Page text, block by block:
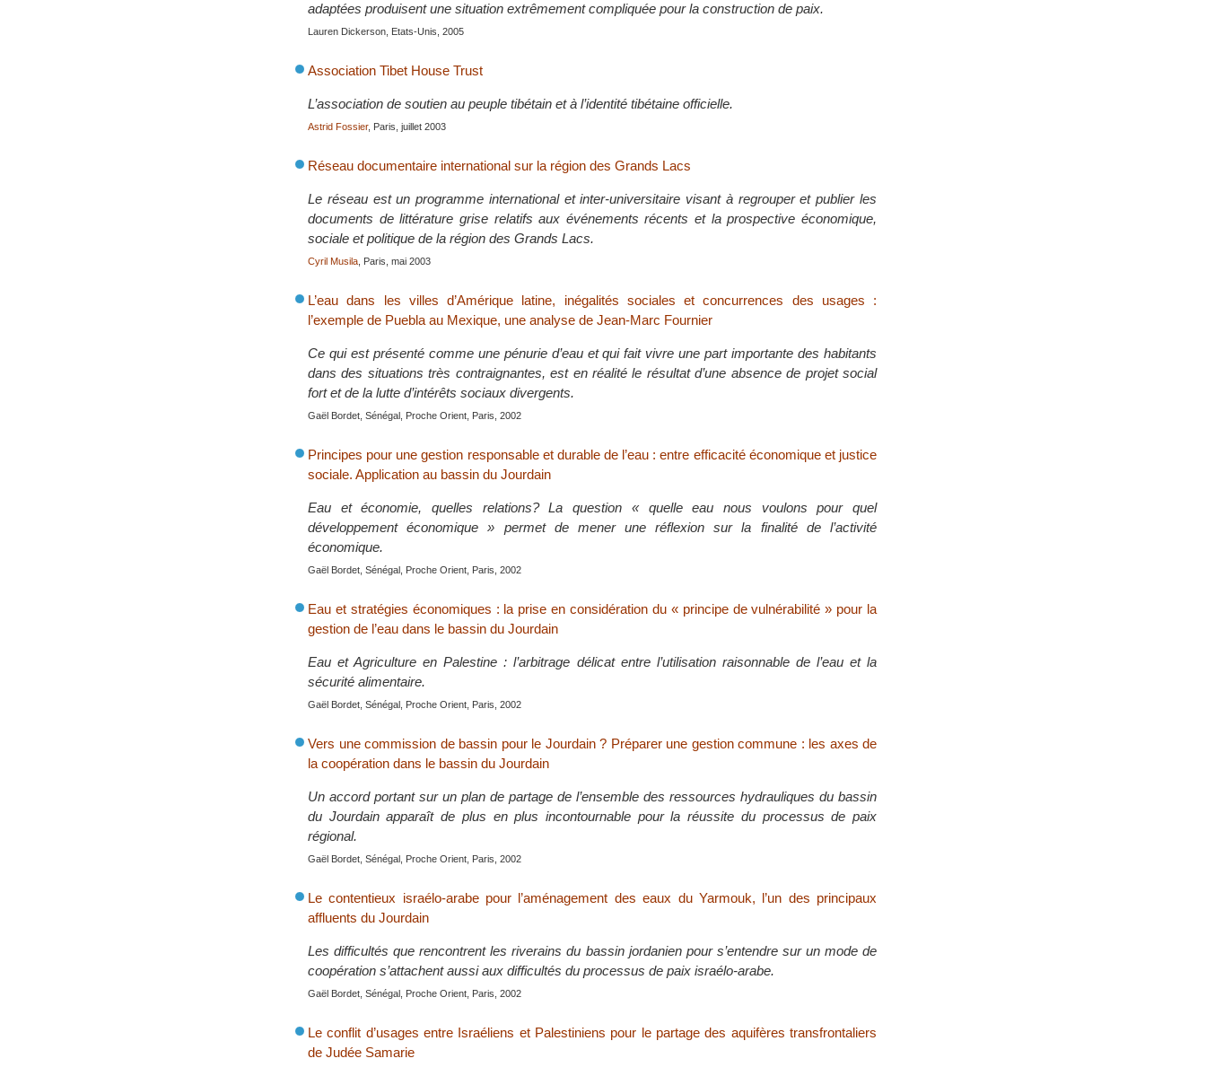
adaptées produisent une situation extrêmement compliquée pour la construction de paix.
Lauren Dickerson, Etats-Unis, 2005
Association Tibet House Trust
L’association de soutien au peuple tibétain et à l’identité tibétaine officielle.
Astrid Fossier, Paris, juillet 2003
Réseau documentaire international sur la région des Grands Lacs
Le réseau est un programme international et inter-universitaire visant à regrouper et publier les
documents de littérature grise relatifs aux événements récents et la prospective économique,
sociale et politique de la région des Grands Lacs.
Cyril Musila , Paris, mai 2003
L’eau dans les villes d’Amérique latine, inégalités sociales et concurrences des usages :
l’exemple de Puebla au Mexique, une analyse de Jean-Marc Fournier
Ce qui est présenté comme une pénurie d’eau et qui fait vivre une part importante des habitants
dans des situations très contraignantes, est en réalité le résultat d’une absence de projet social
fort et de la lutte d’intérêts sociaux divergents.
Gaël Bordet, Sénégal, Proche Orient, Paris, 2002
Principes pour une gestion responsable et durable de l’eau : entre efficacité économique et justice
sociale. Application au bassin du Jourdain
Eau et économie, quelles relations? La question « quelle eau nous voulons pour quel
développement économique » permet de mener une réflexion sur la finalité de l’activité
économique.
Gaël Bordet, Sénégal, Proche Orient, Paris, 2002
Eau et stratégies économiques : la prise en considération du « principe de vulnérabilité » pour la
gestion de l’eau dans le bassin du Jourdain
Eau et Agriculture en Palestine : l’arbitrage délicat entre l’utilisation raisonnable de l’eau et la
sécurité alimentaire.
Gaël Bordet, Sénégal, Proche Orient, Paris, 2002
Vers une commission de bassin pour le Jourdain ? Préparer une gestion commune : les axes de
la coopération dans le bassin du Jourdain
Un accord portant sur un plan de partage de l’ensemble des ressources hydrauliques du bassin
du Jourdain apparaît de plus en plus incontournable pour la réussite du processus de paix
régional.
Gaël Bordet, Sénégal, Proche Orient, Paris, 2002
Le contentieux israélo-arabe pour l’aménagement des eaux du Yarmouk, l’un des principaux
affluents du Jourdain
Les difficultés que rencontrent les riverains du bassin jordanien pour s’entendre sur un mode de
coopération s’attachent aussi aux difficultés du processus de paix israélo-arabe.
Gaël Bordet, Sénégal, Proche Orient, Paris, 2002
Le conflit d’usages entre Israéliens et Palestiniens pour le partage des aquifères transfrontaliers
de Judée Samarie